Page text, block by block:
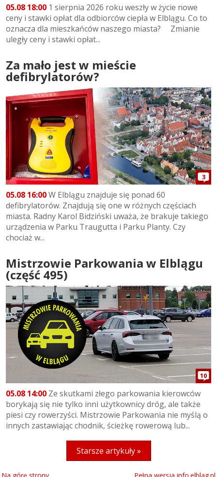
05.08 18:00 1 sierpnia 2026 roku weszły w życie nowe
ceny i stawki opłat dla odbiorców ciepła w Elblągu. Co to
oznacza dla mieszkańców naszego miasta? Zmianie
uległy ceny i stawki opłat...
Za mało jest w mieście
defibrylatorów?
3
05.08 16:00W Elblągu znajduje się ponad 60
defibrylatorów. Znajdują się one w różnych częściach
miasta. Radny Karol Bidziński uważa, że brakuje takiego
urządzenia w Parku Traugutta i Parku Planty. Czy
chociaż w...
Mistrzowie Parkowania w Elblągu
(część 495)
10
05.08 14:00 Ze skutkami złego parkowania kierowców
borykają się nie tylko inni użytkownicy dróg, ale także
piesi czy rowerzyści. Mistrzowie Parkowania nie myślą o
innych zastawiając chodnik, ścieżkę rowerową lub...
Starsze artykuły »